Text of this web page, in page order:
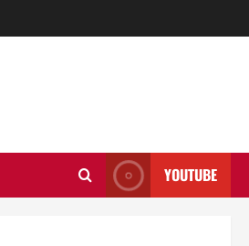
YOUTUBE